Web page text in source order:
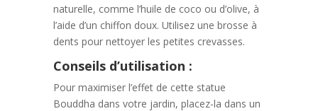
naturelle, comme l’huile de coco ou d’olive, à
l’aide d’un chiffon doux. Utilisez une brosse à
dents pour nettoyer les petites crevasses.
Conseils d’utilisation :
Pour maximiser l’effet de cette statue
Bouddha dans votre jardin, placez-la dans un